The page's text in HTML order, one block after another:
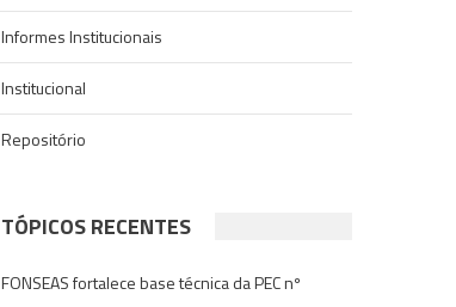
Informes Institucionais
Institucional
Repositório
TÓPICOS RECENTES
FONSEAS fortalece base técnica da PEC nº